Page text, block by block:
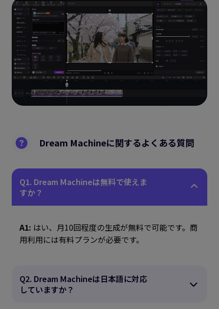
Dream Machineに関するよくある質問
Q1. Dream Machineは無料で使えま
すか？
A1: はい、月10回程度の生成が無料で可能です。商
用利用には有料プランが必要です。
Q2. Dream Machineは日本語に対応
していますか？